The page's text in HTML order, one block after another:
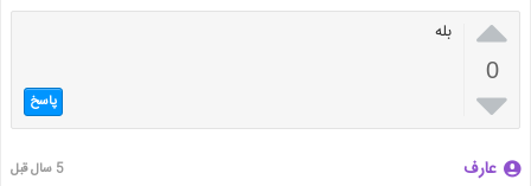

0

بله
پاسخ
عارف 5 سال قبل